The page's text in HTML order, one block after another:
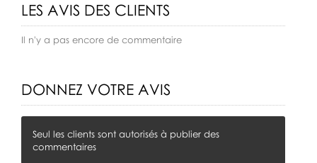
LES AVIS DES CLIENTS
Il n'y a pas encore de commentaire
DONNEZ VOTRE AVIS
Seul les clients sont autorisés à publier des
commentaires